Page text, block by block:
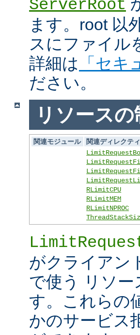
ServerRoot
ます。root 以
スにファイル
詳細は
「セ
ださい。
リソースの
関連モジュール
関連ディレクテ
RLimitCPU
RLimitMEM
RLimitNPROC
がクライアン
で使う リソ
す。これらの
かのサービス